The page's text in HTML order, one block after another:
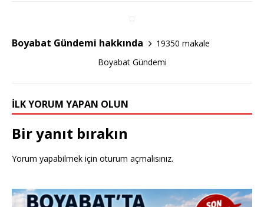
o
k
Boyabat Gündemi hakkında
19350 makale
Boyabat Gündemi
İLK YORUM YAPAN OLUN
Bir yanıt bırakın
Yorum yapabilmek için oturum açmalısınız.